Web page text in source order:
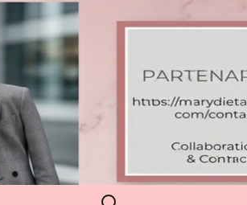
Rechercher :